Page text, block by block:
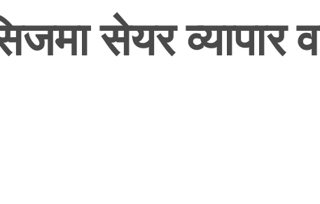
सेयर व्यापार